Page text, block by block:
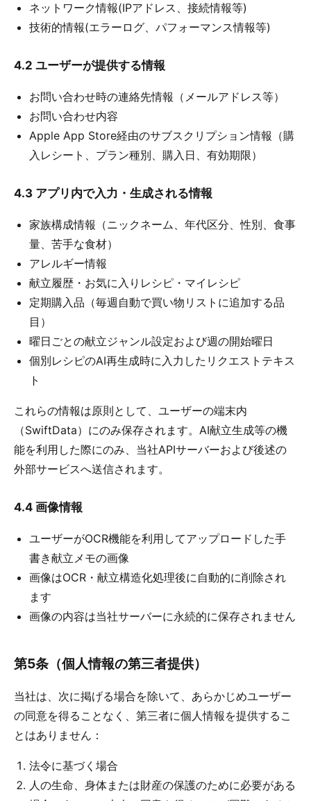
ネットワーク情報(IPアドレス、接続情報等)
技術的情報(エラーログ、パフォーマンス情報等)
4.2 ユーザーが提供する情報
お問い合わせ時の連絡先情報（メールアドレス等）
お問い合わせ内容
Apple App Store経由のサブスクリプション情報（購
入レシート、プラン種別、購入日、有効期限）
4.3 アプリ内で入力・生成される情報
家族構成情報（ニックネーム、年代区分、性別、食事
量、苦手な食材）
アレルギー情報
献立履歴・お気に入りレシピ・マイレシピ
定期購入品（毎週自動で買い物リストに追加する品
目）
曜日ごとの献立ジャンル設定および週の開始曜日
個別レシピのAI再生成時に入力したリクエストテキス
ト
これらの情報は原則として、ユーザーの端末内
（SwiftData）にのみ保存されます。AI献立生成等の機
能を利用した際にのみ、当社APIサーバーおよび後述の
外部サービスへ送信されます。
4.4 画像情報
ユーザーがOCR機能を利用してアップロードした手
書き献立メモの画像
画像はOCR・献立構造化処理後に自動的に削除され
ます
画像の内容は当社サーバーに永続的に保存されません
第5条（個人情報の第三者提供）
当社は、次に掲げる場合を除いて、あらかじめユーザー
の同意を得ることなく、第三者に個人情報を提供するこ
とはありません：
法令に基づく場合
人の生命、身体または財産の保護のために必要がある